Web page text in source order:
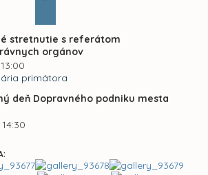
stretnutie s referátom
orgánov
primátora
deň Dopravného podniku mesta